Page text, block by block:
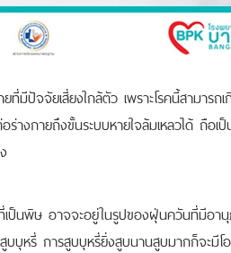
ที่มีปัจจัยเสี่ยงใกล้ตัว เพราะโรคนี้สามารถ
างกายถึงขั้นระบบหายใจล้มเหลวได้ ถือเ
เป็นพิษ อาจจะอยู่ในรูปของฝุ่นควันที่มีอ
บุหรี่ การสูบบุหรี่ยิ่งสูบนานสูบมากก็จะมีโ